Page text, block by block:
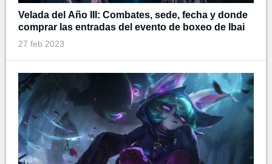
Velada del Año III: Combates, sede, fecha y donde
comprar las entradas del evento de boxeo de Ibai
27 feb 2023